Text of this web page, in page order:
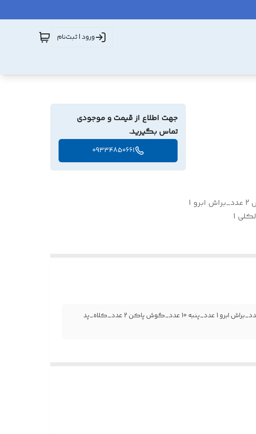
ورود | ثبت‌نام
دستکش ونیل_سینی دندانپزشکی_میکروبراش 2 عدد_براش ابرو 1
عدد_پنبه 10 عدد_گوش پاکن 2 عدد_کلاه_پد الکلی 1
جهت اطلاع از قیمت و موجودی
تماس بگیرید.
09334850661
دستکش ونیل_سینی دندانپزشکی_میکروبراش 2 عدد_براش ابرو 1 عدد_پنبه 10 عدد_گوش پاکن 2 عدد_کلاه_پد